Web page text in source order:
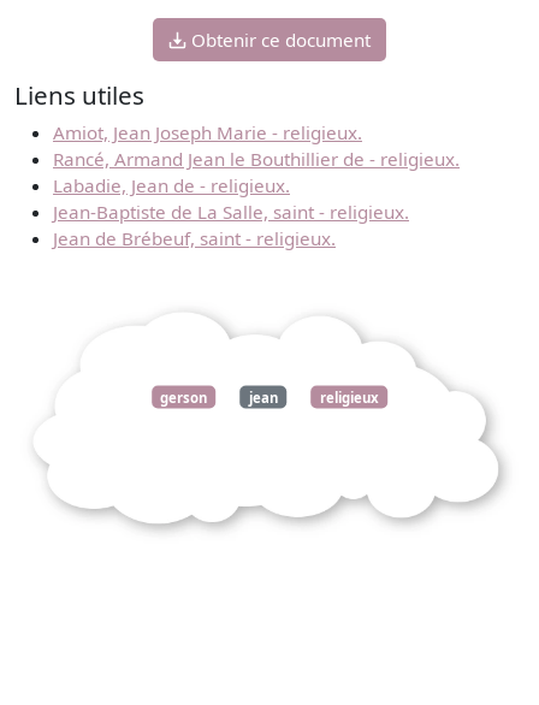
Obtenir ce document
Liens utiles
Amiot, Jean Joseph Marie - religieux.
Rancé, Armand Jean le Bouthillier de - religieux.
Labadie, Jean de - religieux.
Jean-Baptiste de La Salle, saint - religieux.
Jean de Brébeuf, saint - religieux.
gerson jean religieux